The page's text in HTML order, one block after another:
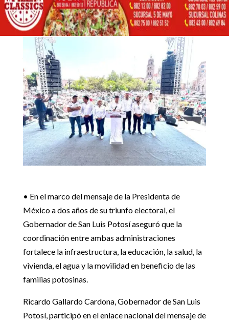
Inicio 5
RICARDO GALLARDO RESPALDA TRANSFORMACIÓN DE
CLAUDIA SHEINBAUM
CLAUDIA SHEINBAUM
Destacadas
1 junio, 2026
• En el marco del mensaje de la Presidenta de
México a dos años de su triunfo electoral, el
Gobernador de San Luis Potosí aseguró que la
coordinación entre ambas administraciones
fortalece la infraestructura, la educación, la salud, la
vivienda, el agua y la movilidad en beneficio de las
familias potosinas.
Ricardo Gallardo Cardona, Gobernador de San Luis
Potosí, participó en el enlace nacional del mensaje de